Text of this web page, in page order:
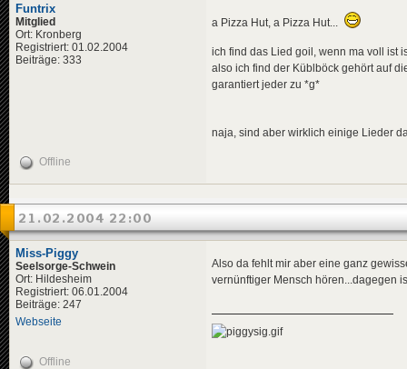
Funtrix
Mitglied
Ort: Kronberg
Registriert: 01.02.2004
Beiträge: 333
a Pizza Hut, a Pizza Hut...
ich find das Lied goil, wenn ma voll ist
also ich find der Küblböck gehört auf
garantiert jeder zu *g*
naja, sind aber wirklich einige Lieder
Offline
21.02.2004 22:00
Miss-Piggy
Seelsorge-Schwein
Ort: Hildesheim
Registriert: 06.01.2004
Beiträge: 247
Webseite
Also da fehlt mir aber eine ganz
vernünftiger Mensch hören...dagegen
Offline